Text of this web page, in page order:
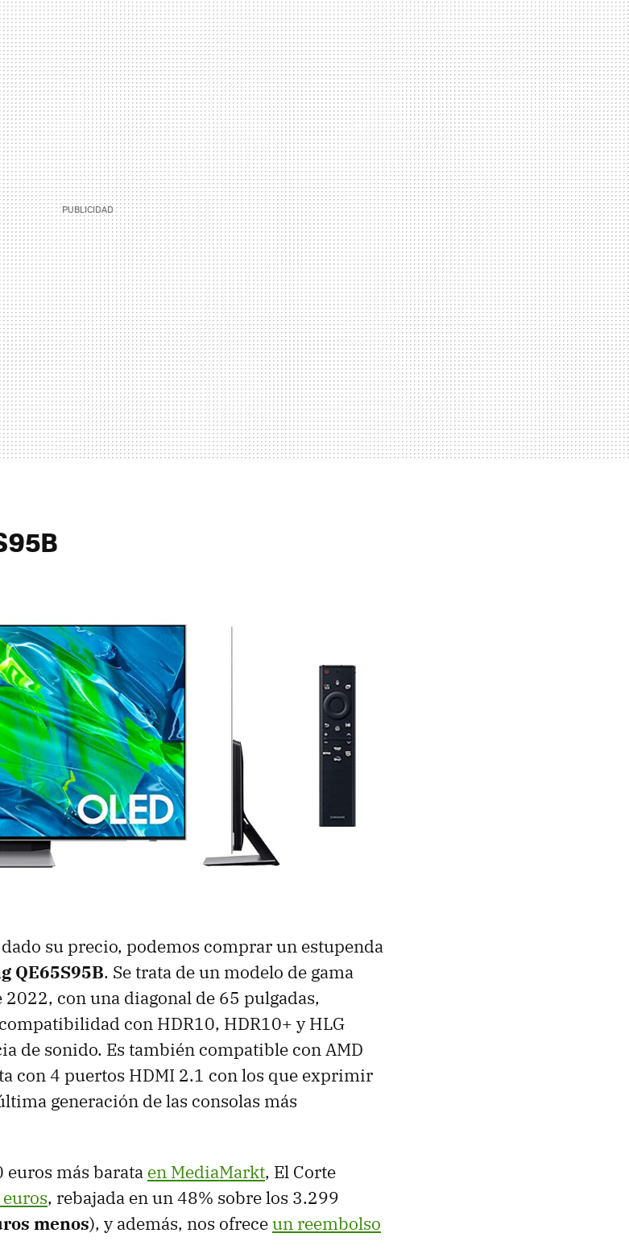
su precio, podemos comprar un estupenda
QE65S95B. Se trata de un modelo de gama
2022, con una diagonal de 65 pulgadas,
con HDR10, HDR10+ y HLG
de sonido. Es también compatible con AMD
con 4 puertos HDMI 2.1 con los que exprimir
generación de las consolas más
más barata en MediaMarkt, El Corte
, rebajada en un 48% sobre los 3.299
menos), y además, nos ofreceun reembolso